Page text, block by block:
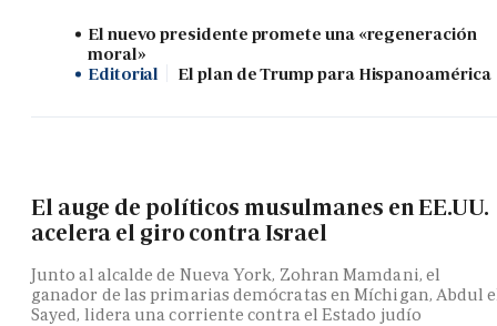
El nuevo presidente promete una «regeneración
moral»
Editorial
El plan de Trump para Hispanoamérica
El auge de políticos musulmanes en EE.UU.
acelera el giro contra Israel
Junto al alcalde de Nueva York, Zohran Mamdani, el
ganador de las primarias demócratas en Míchigan, Abdul
Sayed, lidera una corriente contra el Estado judío